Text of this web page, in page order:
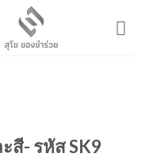
สี- รหัส SK9